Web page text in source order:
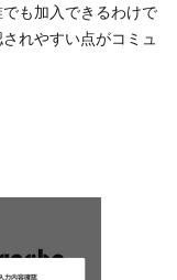
も加入できるわけで
れやすい点がコミュ